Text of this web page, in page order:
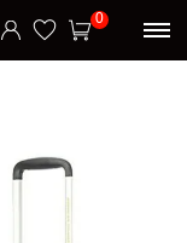
0
持ち込み ドロイス